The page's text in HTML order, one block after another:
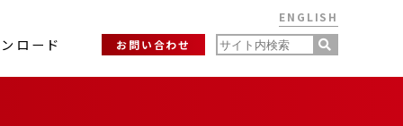
ENGLISH
お問い合わせ
ロード